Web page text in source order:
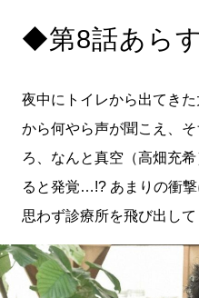
◆第8話あら
夜中にトイレから出てき
から何やら声が聞こえ、
ろ、なんと真空（高畑充
ると発覚…!? あまりの衝撃
思わず診療所を飛び出して